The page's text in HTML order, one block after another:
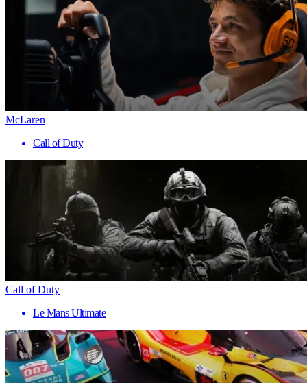
McLaren
Call of Duty
Call of Duty
Le Mans Ultimate